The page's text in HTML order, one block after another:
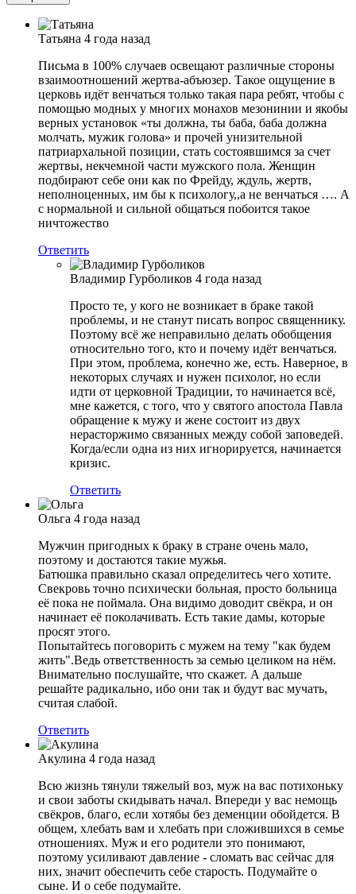
Татьяна 4 года назад
Письма в 100% случаев освещают различные стороны
взаимоотношений жертва-абъюзер. Такое ощущение в
церковь идёт венчаться только такая пара ребят, чтобы с
помощью модных у многих монахов мезонинии и якобы
верных установок «ты должна, ты баба, баба должна
молчать, мужик голова» и прочей унизительной
патриархальной позиции, стать состоявшимся за счет
жертвы, некчемной части мужского пола. Женщин
подбирают себе они как по Фрейду, ждуль, жертв,
неполноценных, им бы к психологу,,а не венчаться …. А
с нормальной и сильной общаться побоится такое
ничтожество
Ответить
Владимир Гурболиков 4 года назад
Просто те, у кого не возникает в браке такой
проблемы, и не станут писать вопрос священнику.
Поэтому всё же неправильно делать обобщения
относительно того, кто и почему идёт венчаться.
При этом, проблема, конечно же, есть. Наверное, в
некоторых случаях и нужен психолог, но если
идти от церковной Традиции, то начинается всё,
мне кажется, с того, что у святого апостола Павла
обращение к мужу и жене состоит из двух
нерасторжимо связанных между собой заповедей.
Когда/если одна из них игнорируется, начинается
кризис.
Ответить
Ольга 4 года назад
Мужчин пригодных к браку в стране очень мало,
поэтому и достаются такие мужья.
Батюшка правильно сказал определитесь чего хотите.
Свекровь точно психически больная, просто больница
её пока не поймала. Она видимо доводит свёкра, и он
начинает её поколачивать. Есть такие дамы, которые
просят этого.
Попытайтесь поговорить с мужем на тему "как будем
жить".Ведь ответственность за семью целиком на нём.
Внимательно послушайте, что скажет. А дальше
решайте радикально, ибо они так и будут вас мучать,
считая слабой.
Ответить
Акулина 4 года назад
Всю жизнь тянули тяжелый воз, муж на вас потихоньку
и свои заботы скидывать начал. Впереди у вас немощь
свёкров, благо, если хотябы без деменции обойдется. В
общем, хлебать вам и хлебать при сложившихся в семье
отношениях. Муж и его родители это понимают,
поэтому усиливают давление - сломать вас сейчас для
них, значит обеспечить себе старость. Подумайте о
сыне. И о себе подумайте.